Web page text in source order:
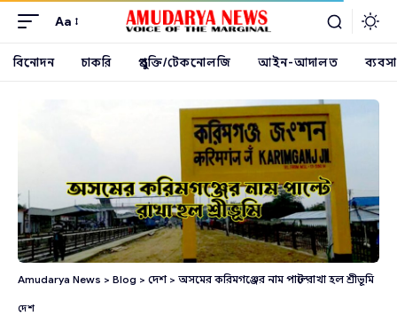
Aa
বিনোদন চাকরি প্রযুক্তি/টেকনোলজি আইন-আদালত ব্যবসা
Amudarya News > Blog > দেশ> অসমের করিমগঞ্জের নাম পাল্টে রাখা হল শ্রীভূমি
দেশ